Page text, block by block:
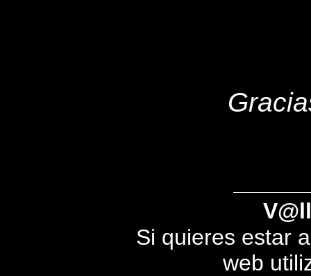
Si quieres estar
web